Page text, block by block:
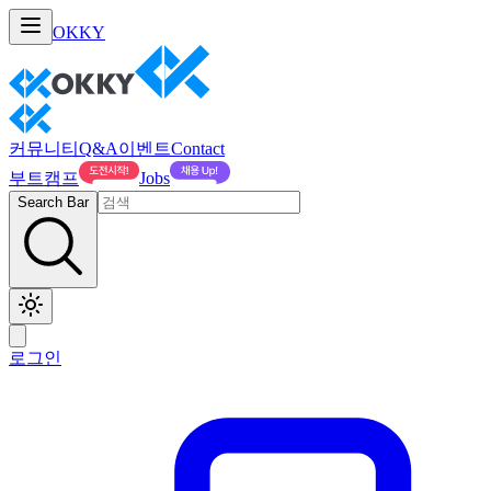
OKKY
커뮤니티 Q&A이벤트Contact
부트캠프
Jobs
Search Bar
로그인